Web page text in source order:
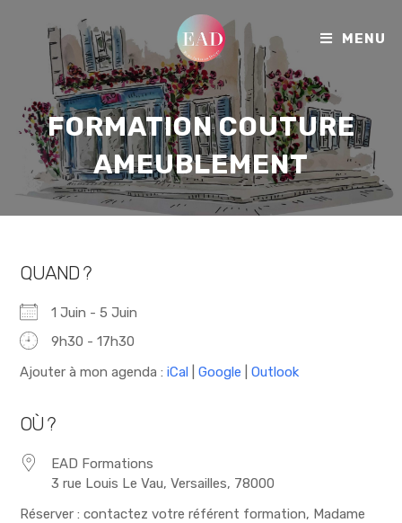
MENU
FORMATION COUTURE
AMEUBLEMENT
QUAND ?
1 Juin - 5 Juin
9h30 - 17h30
Ajouter à mon agenda :iCal |Google |Outlook
OÙ ?
EAD Formations
3 rue Louis Le Vau, Versailles, 78000
Réserver : contactez votre référent formation, Madame